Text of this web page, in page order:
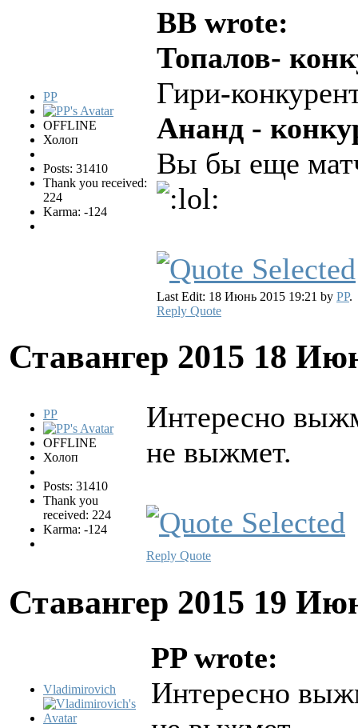
PP
OFFLINE
Холоп
Posts: 31410
Thank you received:
224
Karma: -124
BB wrote:
Топалов-
Гири-
Ананд -
Вы бы еще
Last Edit: 18 Июнь 2015 19:21 by PP.
Reply Quote
Ставангер 2015 18
PP
OFFLINE
Холоп
Posts: 31410
Thank you
received: 224
Karma: -124
Интересно
не выжмет.
Reply Quote
Ставангер 2015 19
Vladimirovich
PP wrote:
Интересно